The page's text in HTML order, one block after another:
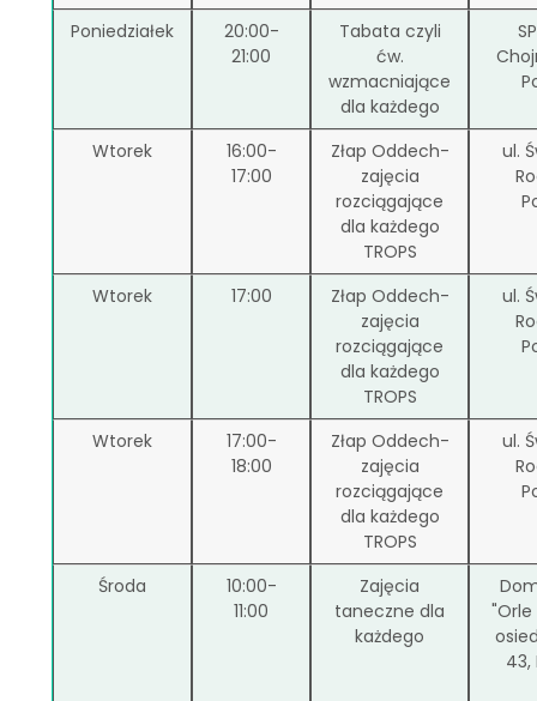
Poniedziałek
20:00-
21:00
Tabata czyli
ćw.
wzmacniające
dla każdego
Wtorek
16:00-
17:00
Złap Oddech-
zajęcia
rozciągające
dla każdego
TROPS
ul.
Wtorek 17:00
Złap Oddech-
zajęcia
rozciągające
dla każdego
TROPS
ul.
Wtorek
17:00-
18:00
Złap Oddech-
zajęcia
rozciągające
dla każdego
TROPS
ul.
Środa
10:00-
11:00
Zajęcia
taneczne dla
każdego
43,